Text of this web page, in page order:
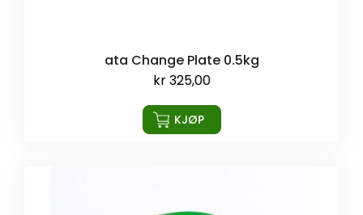
ata Change Plate 0.5kg
kr325,00
KJØP